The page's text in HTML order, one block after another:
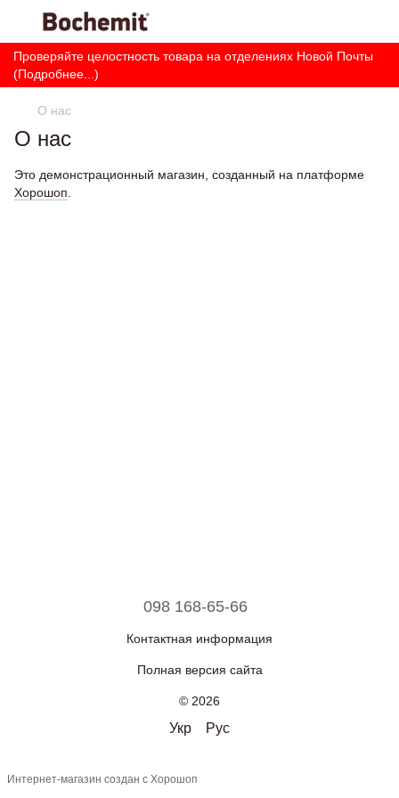
Проверяйте целостность товара на отделениях Новой Почты
(Подробнее...)
О нас
О нас
Это демонстрационный магазин, созданный на платформе
Хорошоп
098 168-65-66
Контактная информация
Полная версия сайта
© 2026
Укр Рус
Интернет-магазин создан с Хорошоп